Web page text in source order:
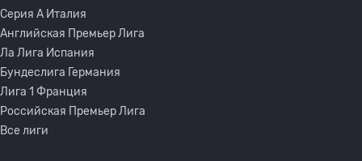
Серия A Италия
Английская Премьер Лига
Ла Лига Испания
Бундеслига Германия
Лига 1 Франция
Российская Премьер Лига
Все лиги